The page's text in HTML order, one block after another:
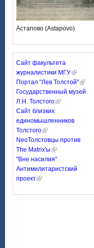
Астапово (Astapovo)
Сайт факультета
журналистики МГУ
Портал "Лев Толстой"
Государственный музей
Л.Н. Толстого
Сайт близких
единомышленников
Толстого
NeoТолстовцы против
The Matrix'ы
"Вне насилия"
Антимилитаристский
проект